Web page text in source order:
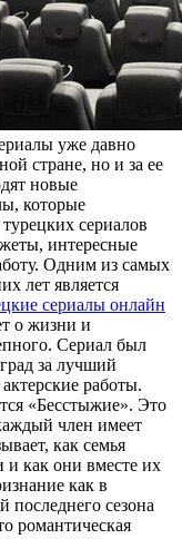
уже давно
стране, но и за ее
новые
которые
сериалов
интересные
Одним из самых
лет является
сериалы онлайн
о жизни и
Сериал был
за лучший
работы.
«Бесстыжие». Это
член имеет
как семья
и как они вместе их
как в
последнего сезона
романтическая